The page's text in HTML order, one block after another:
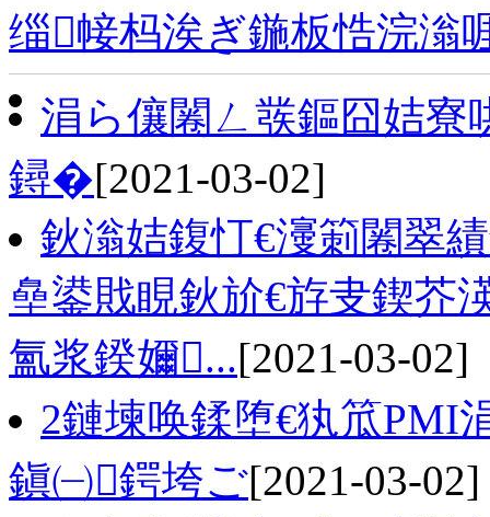
缁帹杩涘ぎ鍦板悎浣滃
涓ら儴闂ㄥ彂鏂囧姞寮
鐞�[2021-03-02]
鈥滃姞鍑忊€濅箣闂翠
皨鍙戝睍鈥斺€斿叏鍥芥
氳浆鍨嬭...[2021-03-02]
2鏈堜唤鍒堕€犱笟PMI
鎭㈠鍔垮ご[2021-03-02]